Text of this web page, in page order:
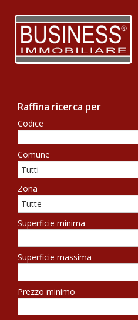
Raffina ricerca per
Codice
Comune
Zona
Superficie minima
Superficie massima
Prezzo minimo